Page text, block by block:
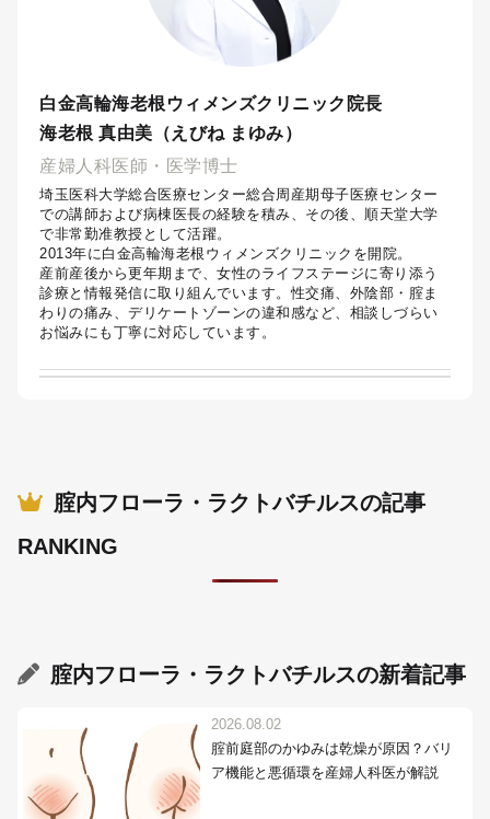
白金高輪海老根ウィメンズクリニック院長
海老根 真由美（えびね まゆみ）
産婦人科医師・医学博士
埼玉医科大学総合医療センター総合周産期母子医療センター
での講師および病棟医長の経験を積み、その後、順天堂大学
で非常勤准教授として活躍。
2013年に白金高輪海老根ウィメンズクリニックを開院。
産前産後から更年期まで、女性のライフステージに寄り添う
診療と情報発信に取り組んでいます。性交痛、外陰部・腟ま
わりの痛み、デリケートゾーンの違和感など、相談しづらい
お悩みにも丁寧に対応しています。
腟内フローラ・ラクトバチルスの記事
RANKING
腟内フローラ・ラクトバチルスの新着記事
2026.08.02
腟前庭部のかゆみは乾燥が原因？バリ
ア機能と悪循環を産婦人科医が解説